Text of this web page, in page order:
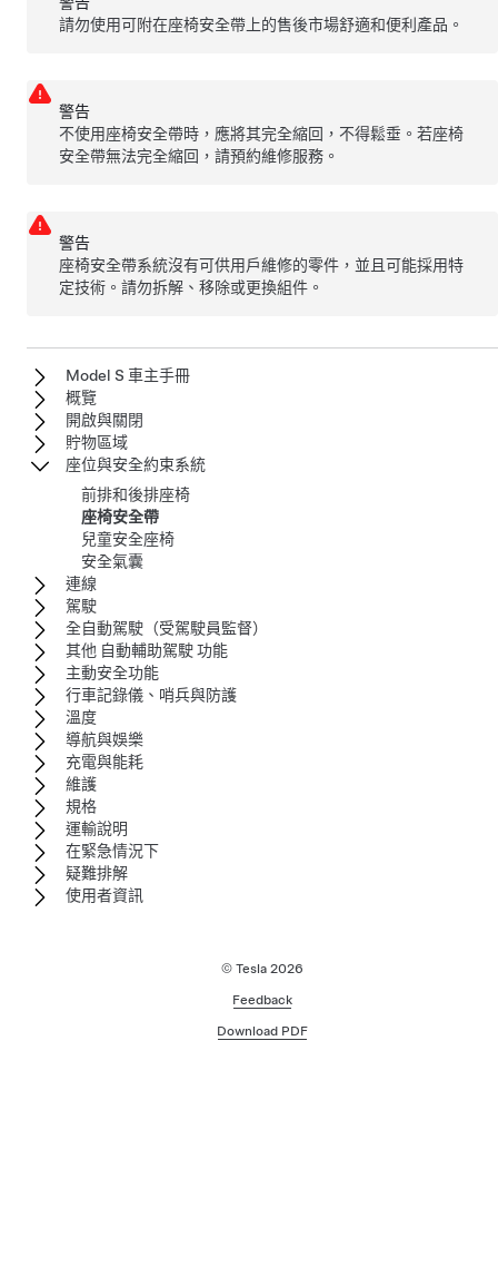
請勿使用可附在座椅安全帶上的售後市場舒適和便利產品。
警告
不使用座椅安全帶時，應將其完全縮回，不得鬆垂。若座椅
安全帶無法完全縮回，請預約維修服務。
警告
座椅安全帶系統沒有可供用戶維修的零件，並且可能採用特
定技術。請勿拆解、移除或更換組件。
Model S 車主手冊
概覽
開啟與關閉
貯物區域
座位與安全約束系統
前排和後排座椅
座椅安全帶
兒童安全座椅
安全氣囊
連線
駕駛
全自動駕駛（受駕駛員監督）
其他 自動輔助駕駛 功能
主動安全功能
行車記錄儀、哨兵與防護
溫度
導航與娛樂
充電與能耗
維護
規格
運輸說明
在緊急情況下
疑難排解
使用者資訊
© Tesla 2026
Feedback
Download PDF